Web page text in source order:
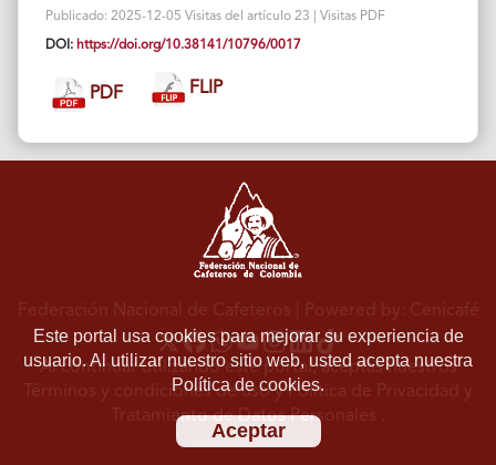
Publicado: 2025-12-05 Visitas del artículo 23 | Visitas PDF
DOI: https://doi.org/10.38141/10796/0017
PDF FLIP
Este portal usa cookies para mejorar su experiencia de
usuario. Al utilizar nuestro sitio web, usted acepta nuestra
Política de cookies.
Aceptar
Federación Nacional de Cafeteros | Powered by: Cenicafé
Al continuar utilizando este portal, aceptas nuestros
Términos y condiciones de usoyPolítica de Privacidad y
Tratamiento de Datos Personales